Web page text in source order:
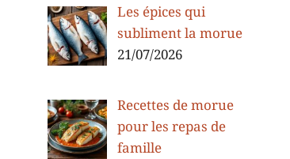
Les épices qui
subliment la morue
21/07/2026
Recettes de morue
pour les repas de
famille